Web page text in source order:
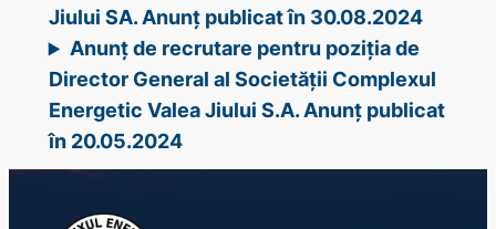
Jiului SA. Anunț publicat în 30.08.2024
Anunț de recrutare pentru poziția de
Director General al Societății Complexul
Energetic Valea Jiului S.A. Anunț publicat
în 20.05.2024